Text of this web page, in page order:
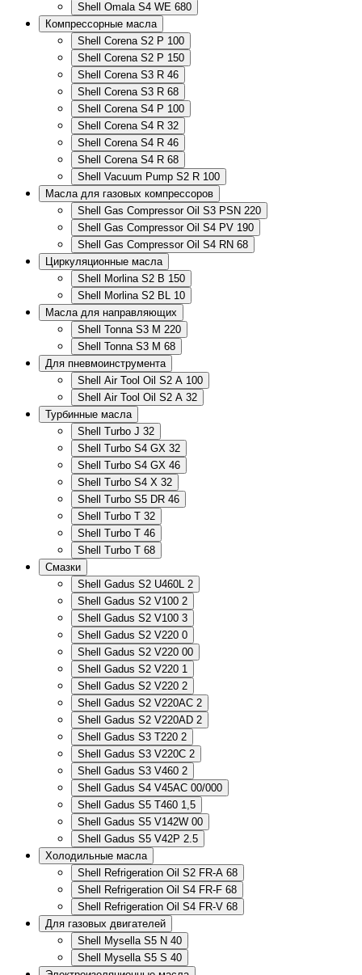
Shell Omala S4 WE 680
Компрессорные масла
Shell Corena S2 P 100
Shell Corena S2 P 150
Shell Corena S3 R 46
Shell Corena S3 R 68
Shell Corena S4 P 100
Shell Corena S4 R 32
Shell Corena S4 R 46
Shell Corena S4 R 68
Shell Vacuum Pump S2 R 100
Масла для газовых компрессоров
Shell Gas Compressor Oil S3 PSN 220
Shell Gas Compressor Oil S4 PV 190
Shell Gas Compressor Oil S4 RN 68
Циркуляционные масла
Shell Morlina S2 B 150
Shell Morlina S2 BL 10
Масла для направляющих
Shell Tonna S3 M 220
Shell Tonna S3 M 68
Для пневмоинструмента
Shell Air Tool Oil S2 A 100
Shell Air Tool Oil S2 A 32
Турбинные масла
Shell Turbo J 32
Shell Turbo S4 GX 32
Shell Turbo S4 GX 46
Shell Turbo S4 X 32
Shell Turbo S5 DR 46
Shell Turbo T 32
Shell Turbo T 46
Shell Turbo T 68
Смазки
Shell Gadus S2 U460L 2
Shell Gadus S2 V100 2
Shell Gadus S2 V100 3
Shell Gadus S2 V220 0
Shell Gadus S2 V220 00
Shell Gadus S2 V220 1
Shell Gadus S2 V220 2
Shell Gadus S2 V220AC 2
Shell Gadus S2 V220AD 2
Shell Gadus S3 T220 2
Shell Gadus S3 V220C 2
Shell Gadus S3 V460 2
Shell Gadus S4 V45AC 00/000
Shell Gadus S5 T460 1,5
Shell Gadus S5 V142W 00
Shell Gadus S5 V42P 2.5
Холодильные масла
Shell Refrigeration Oil S2 FR-A 68
Shell Refrigeration Oil S4 FR-F 68
Shell Refrigeration Oil S4 FR-V 68
Для газовых двигателей
Shell Mysella S5 N 40
Shell Mysella S5 S 40